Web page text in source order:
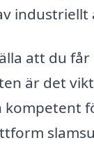
industriellt
att du får
är det
kompetent